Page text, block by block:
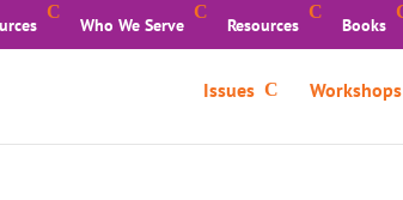
Who We Serve Resources Books
Issues Workshops